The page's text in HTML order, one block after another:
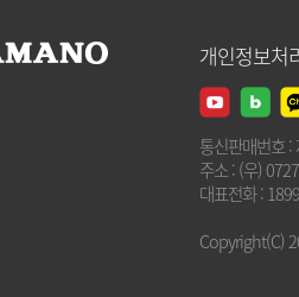
개인정보처
통신판매번호
주소 : (우)
대표전화 :
Copyright(C)